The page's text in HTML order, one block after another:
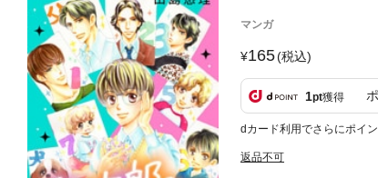
マンガ
165(税込)
1pt獲得
dカード利用でさらにポイ
返品不可